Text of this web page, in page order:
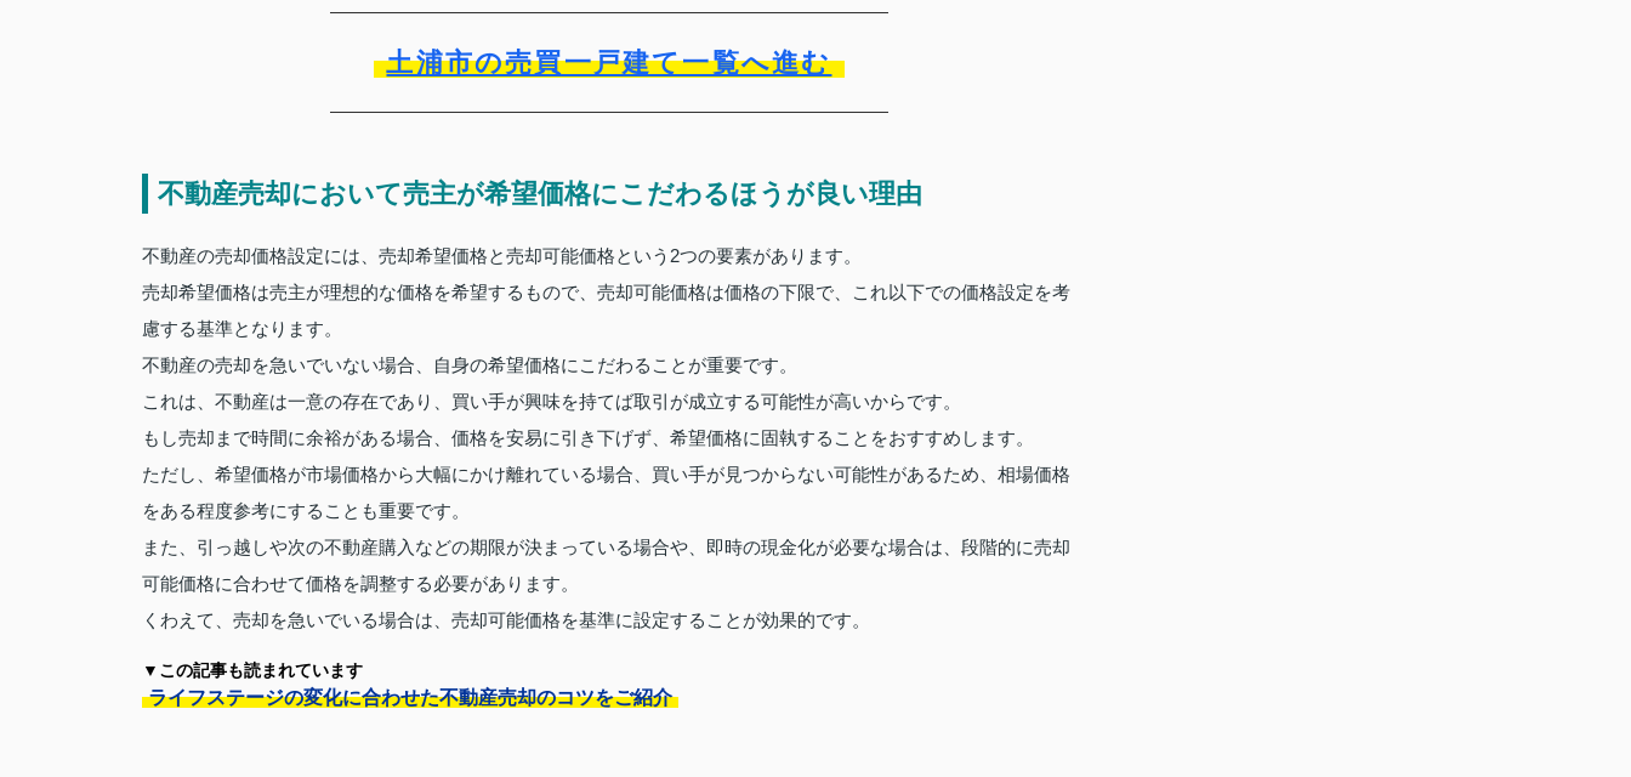
土浦市の売買一戸建て一覧へ進む
不動産売却において売主が希望価格にこだわるほうが良い理由
不動産の売却価格設定には、売却希望価格と売却可能価格という2つの要素があります。
売却希望価格は売主が理想的な価格を希望するもので、売却可能価格は価格の下限で、これ以下での価格設定を考
慮する基準となります。
不動産の売却を急いでいない場合、自身の希望価格にこだわることが重要です。
これは、不動産は一意の存在であり、買い手が興味を持てば取引が成立する可能性が高いからです。
もし売却まで時間に余裕がある場合、価格を安易に引き下げず、希望価格に固執することをおすすめします。
ただし、希望価格が市場価格から大幅にかけ離れている場合、買い手が見つからない可能性があるため、相場価格
をある程度参考にすることも重要です。
また、引っ越しや次の不動産購入などの期限が決まっている場合や、即時の現金化が必要な場合は、段階的に売却
可能価格に合わせて価格を調整する必要があります。
くわえて、売却を急いでいる場合は、売却可能価格を基準に設定することが効果的です。
▼この記事も読まれています
ライフステージの変化に合わせた不動産売却のコツをご紹介